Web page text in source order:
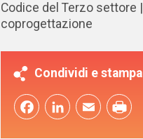
Codice del Terzo settore
coprogettazione
Condividi e stampa
FacebookLinkedInEmail